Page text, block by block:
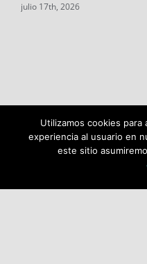
julio 17th, 2026
Utilizamos cookies para
experiencia al usuario en
este sitio